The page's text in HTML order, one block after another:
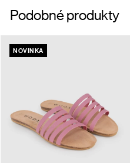
Podobné produkty
NOVINKA